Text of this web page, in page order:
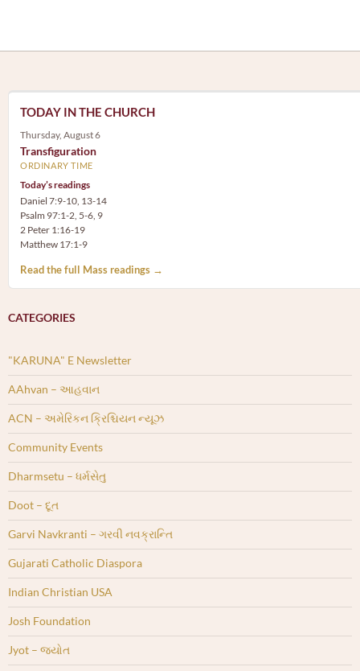
TODAY IN THE CHURCH
Thursday, August 6
Transfiguration
ORDINARY TIME
Today’s readings
Daniel 7:9-10, 13-14
Psalm 97:1-2, 5-6, 9
2 Peter 1:16-19
Matthew 17:1-9
Read the full Mass readings →
CATEGORIES
"KARUNA" E Newsletter
AAhvan – આહવાન
ACN – અમેરિકન ક્રિશ્ચિયન ન્યૂઝ
Community Events
Dharmsetu – ધર્મસેતુ
Doot – દૂત
Garvi Navkranti – ગરવી નવક્રાન્તિ
Gujarati Catholic Diaspora
Indian Christian USA
Josh Foundation
Jyot – જ્યોત